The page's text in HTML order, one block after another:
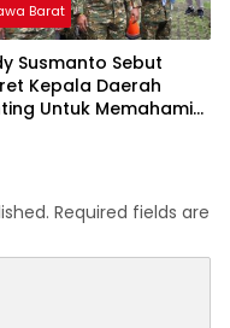
Barat
Susmanto Sebut
Kepala Daerah
Untuk Memahami
Required fields are